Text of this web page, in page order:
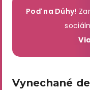
Poď na Dúhy!
Vynechané